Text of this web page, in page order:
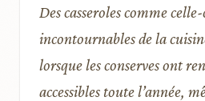
Des casseroles comme
incontournables de la
lorsque les conserves ont
accessibles toute l’année,